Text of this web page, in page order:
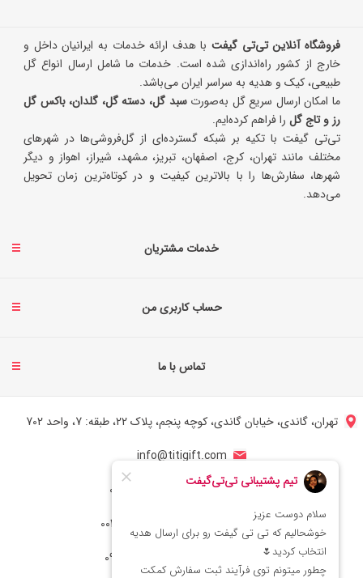
فروشگاه آنلاین تی‌تی گیفتبا هدف ارائه خدمات به ایرانیان داخل و
خارج از کشور راه‌اندازی شده است. خدمات ما شامل ارسال انواع گل
طبیعی، کیک و هدیه به سراسر ایران می‌باشد.
ما امکان ارسال سریع گل به‌صورتسبد گل، دسته گل، گلدان، باکس گل
رز و تاج گل را فراهم کرده‌ایم.
تی‌تی گیفت با تکیه بر شبکه گسترده‌ای از گل‌فروشی‌ها در شهرهای
مختلف مانند تهران، کرج، اصفهان، تبریز، مشهد، شیراز، اهواز و دیگر
شهرها، سفارش‌ها را با بالاترین کیفیت و در کوتاه‌ترین زمان تحویل
می‌دهد.
خدمات مشتریان
حساب کاربری من
تماس با ما
تهران، گاندی، خیابان گاندی، کوچه پنجم، پلاک 22، طبقه: 7، واحد 702
info@titigift.com
شماره تماس ایران: 02166066403
شماره تماس آمریکا: 0014088054942